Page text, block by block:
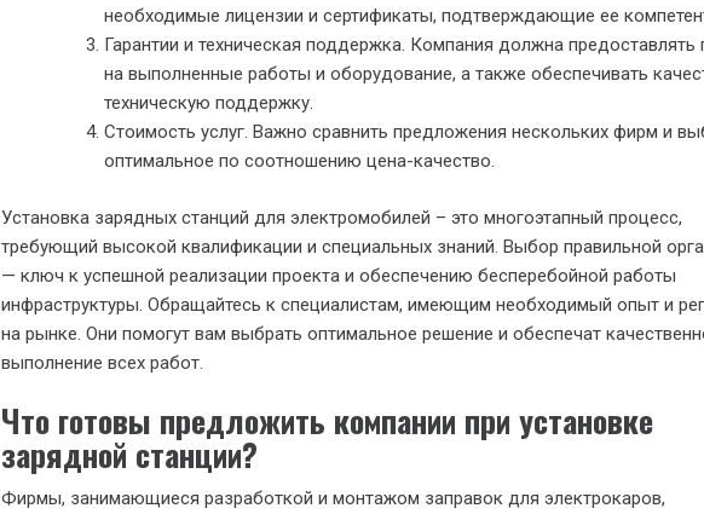
необходимые лицензии и сертификаты, подтверждающие ее
Гарантии и техническая поддержка. Компания должна предоставлять
на выполненные работы и оборудование, а также обеспечивать
техническую поддержку.
Стоимость услуг. Важно сравнить предложения нескольких фирм и
оптимальное по соотношению цена-качество.
Установка зарядных станций для электромобилей – это многоэтапный процесс,
требующий высокой квалификации и специальных знаний. Выбор правильной
— ключ к успешной реализации проекта и обеспечению бесперебойной работы
инфраструктуры. Обращайтесь к специалистам, имеющим необходимый опыт и
на рынке. Они помогут вам выбрать оптимальное решение и обеспечат
выполнение всех работ.
Что готовы предложить компании при установке
зарядной станции?
Фирмы, занимающиеся разработкой и монтажом заправок для электрокаров,